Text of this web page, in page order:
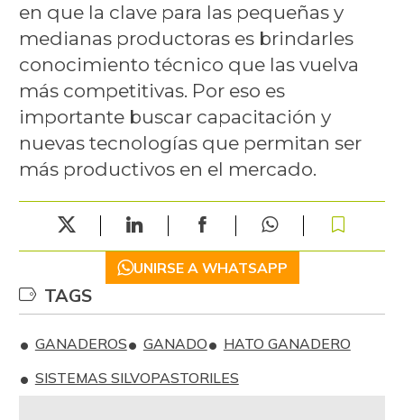
en que la clave para las pequeñas y
medianas productoras es brindarles
conocimiento técnico que las vuelva
más competitivas. Por eso es
importante buscar capacitación y
nuevas tecnologías que permitan ser
más productivos en el mercado.
UNIRSE A WHATSAPP
TAGS
GANADEROS GANADO
HATO GANADERO
SISTEMAS SILVOPASTORILES